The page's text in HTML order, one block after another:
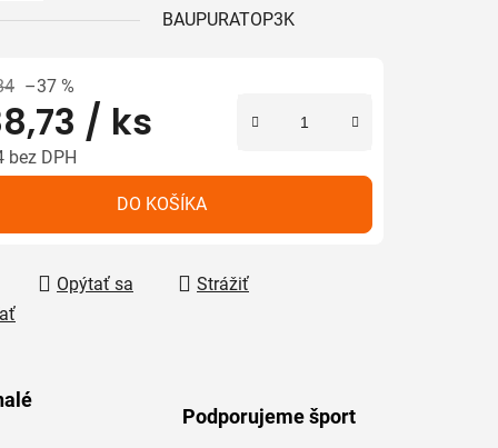
BAUPURATOP3K
–37 %
/ ks
bez DPH
DO KOŠÍKA
Opýtať sa
Strážiť
Podporujeme šport